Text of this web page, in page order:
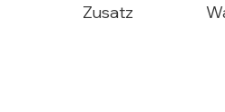
Zusatz